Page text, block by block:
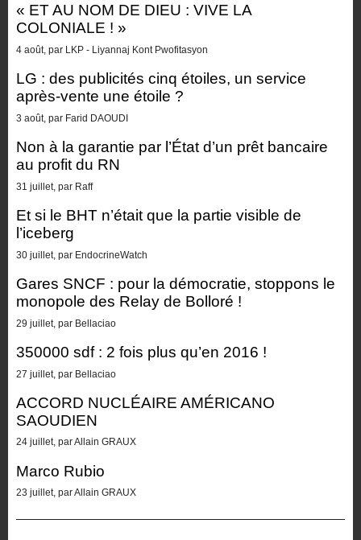
« ET AU NOM DE DIEU : VIVE LA
COLONIALE ! »
4 août, par LKP - Liyannaj Kont Pwofitasyon
LG : des publicités cinq étoiles, un service
après-vente une étoile ?
3 août, par Farid DAOUDI
Non à la garantie par l’État d’un prêt bancaire
au profit du RN
31 juillet, par Raff
Et si le BHT n’était que la partie visible de
l’iceberg
30 juillet, par EndocrineWatch
Gares SNCF : pour la démocratie, stoppons le
monopole des Relay de Bolloré !
29 juillet, par Bellaciao
350000 sdf : 2 fois plus qu’en 2016 !
27 juillet, par Bellaciao
ACCORD NUCLÉAIRE AMÉRICANO
SAOUDIEN
24 juillet, par Allain GRAUX
Marco Rubio
23 juillet, par Allain GRAUX